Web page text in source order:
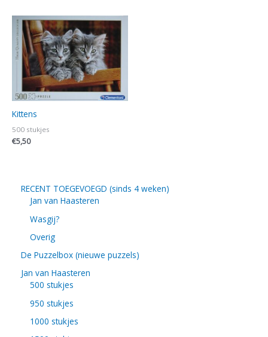
Kittens
500 stukjes
€5,50
RECENT TOEGEVOEGD (sinds 4 weken)
Jan van Haasteren
Wasgij?
Overig
De Puzzelbox (nieuwe puzzels)
Jan van Haasteren
500 stukjes
950 stukjes
1000 stukjes